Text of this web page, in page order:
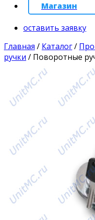
Магазин
оставить заявку
Главная / Каталог/
ручки / Поворотные